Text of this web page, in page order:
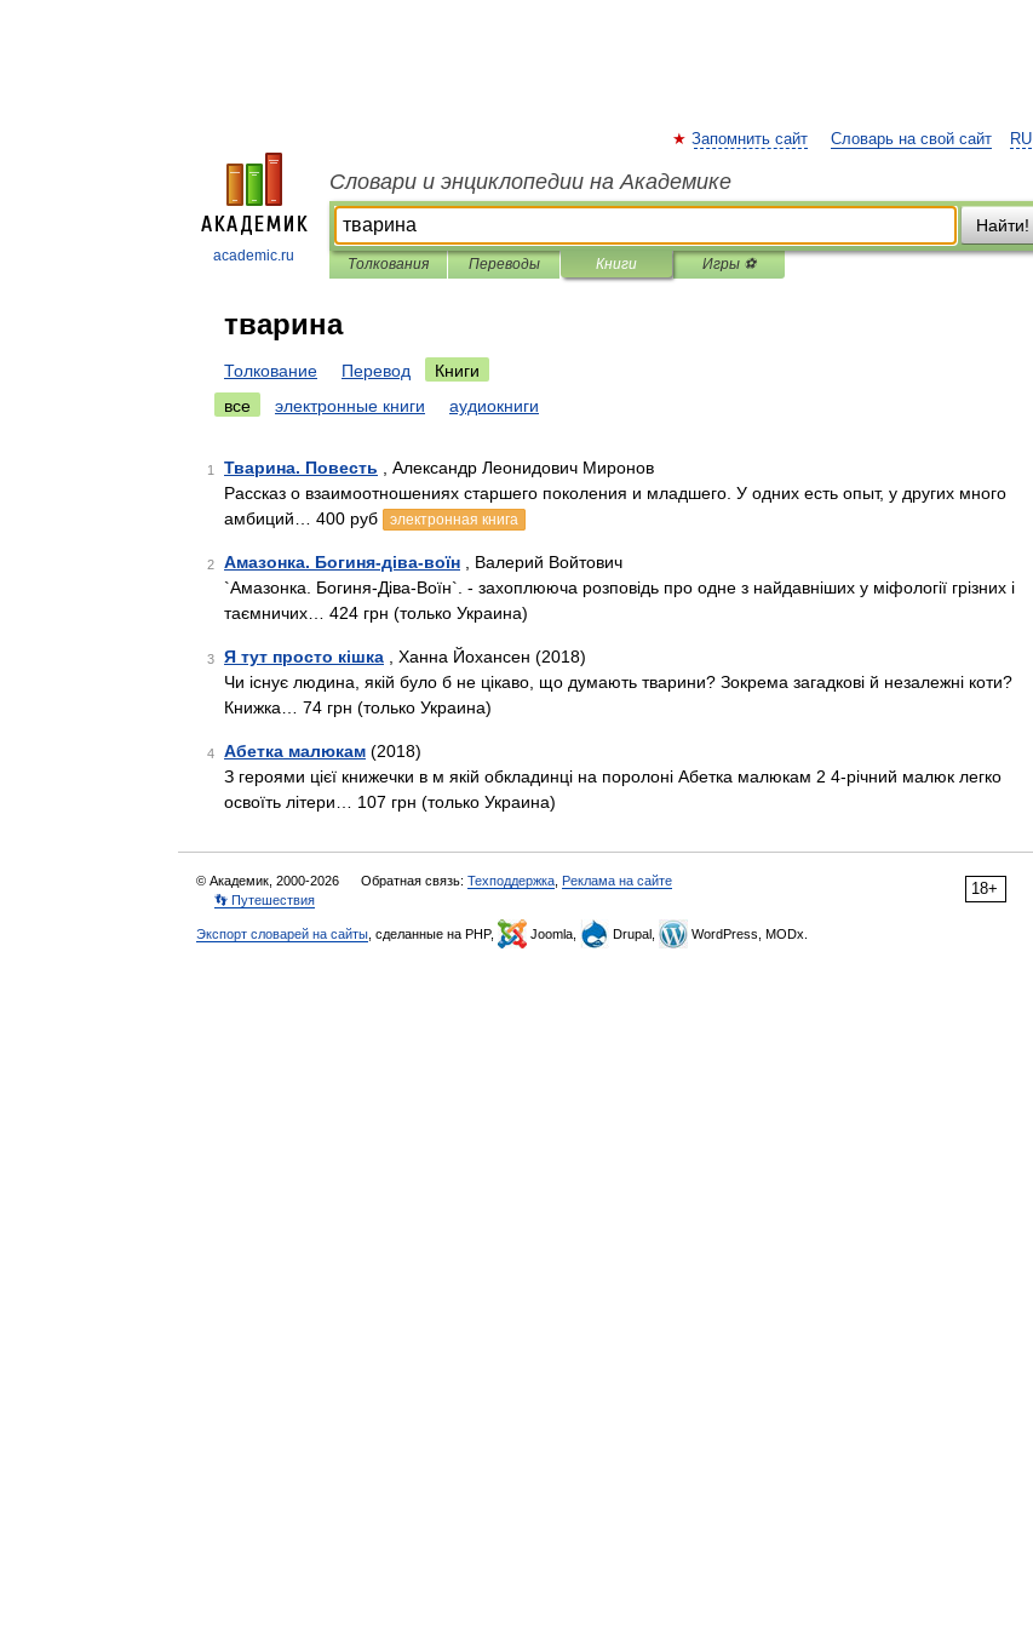
academic.ru
RU
Запомнить сайт Словарь на свой сайт
Словари и энциклопедии на Академике
Найти!
Толкования Переводы Книги Игры ⚽
тварина
Толкование Перевод
Книги
все
электронные книги аудиокниги
1 Тварина. Повесть , Александр Леонидович Миронов
Рассказ о взаимоотношениях старшего поколения и младшего. У одних есть опыт, у других много
амбиций… 400 руб
электронная книга
2 Амазонка. Богиня-діва-воїн , Валерий Войтович
`Амазонка. Богиня-Діва-Воїн`. - захоплююча розповідь про одне з найдавніших у міфології грізних і
таємничих… 424 грн (только Украина)
3 Я тут просто кішка , Ханна Йохансен (2018)
Чи існує людина, якій було б не цікаво, що думають тварини? Зокрема загадкові й незалежні коти?
Книжка… 74 грн (только Украина)
4 Абетка малюкам (2018)
З героями цієї книжечки в м якій обкладинці на поролоні Абетка малюкам 2 4-річний малюк легко
освоїть літери… 107 грн (только Украина)
18+
© Академик, 2000-2026 Обратная связь: Техподдержка Реклама на сайте
👣 Путешествия
Экспорт словарей на сайты , сделанные на PHP, Joomla, Drupal, WordPress, MODx.